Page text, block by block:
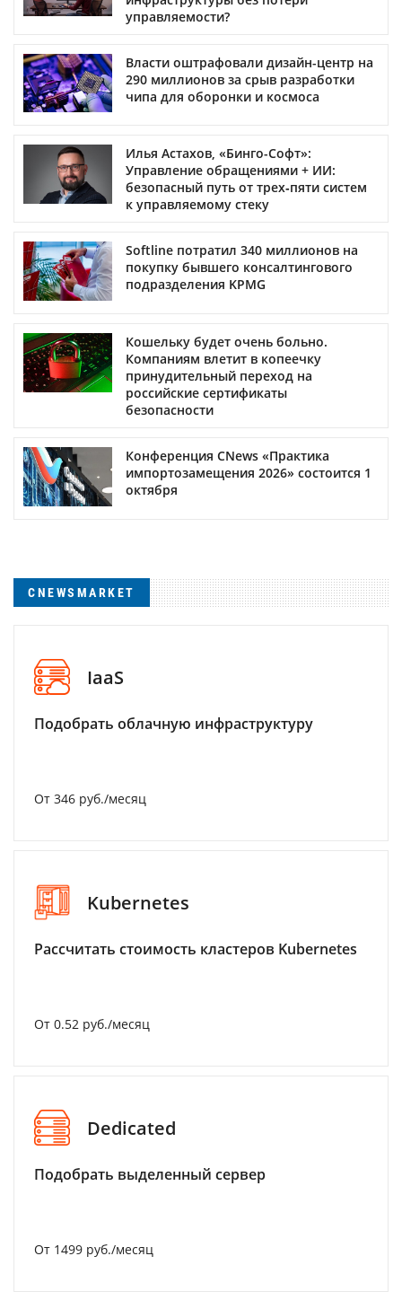
управляемости?
Власти оштрафовали дизайн-центр на
290 миллионов за срыв разработки
чипа для оборонки и космоса
Илья Астахов, «Бинго-Софт»:
Управление обращениями + ИИ:
безопасный путь от трех‑пяти систем
к управляемому стеку
Softline потратил 340 миллионов на
покупку бывшего консалтингового
подразделения KPMG
Кошельку будет очень больно.
Компаниям влетит в копеечку
принудительный переход на
российские сертификаты
безопасности
Конференция CNews «Практика
импортозамещения 2026» состоится 1
октября
CNEWSMARKET
IaaS
Подобрать облачную инфраструктуру
От 346 руб./месяц
Kubernetes
Рассчитать стоимость кластеров Kubernetes
От 0.52 руб./месяц
Dedicated
Подобрать выделенный сервер
От 1499 руб./месяц